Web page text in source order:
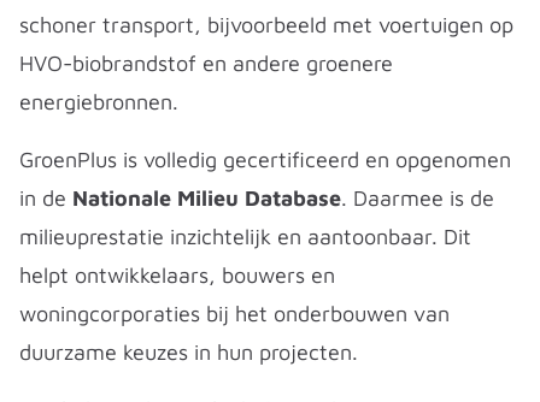
schoner transport, bijvoorbeeld met voertuigen op
HVO-biobrandstof en andere groenere
energiebronnen.
GroenPlus is volledig gecertificeerd en opgenomen
in de Nationale Milieu Database. Daarmee is de
milieuprestatie inzichtelijk en aantoonbaar. Dit
helpt ontwikkelaars, bouwers en
woningcorporaties bij het onderbouwen van
duurzame keuzes in hun projecten.